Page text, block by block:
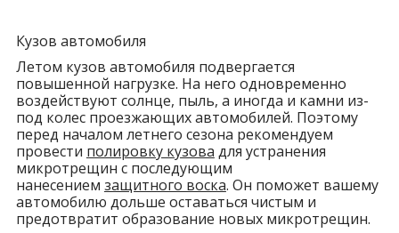
Кузов автомобиля
Летом кузов автомобиля подвергается
повышенной нагрузке. На него одновременно
воздействуют солнце, пыль, а иногда и камни из-
под колес проезжающих автомобилей. Поэтому
перед началом летнего сезона рекомендуем
провести полировку кузова для устранения
микротрещин с последующим
нанесением защитного воска. Он поможет вашему
автомобилю дольше оставаться чистым и
предотвратит образование новых микротрещин.